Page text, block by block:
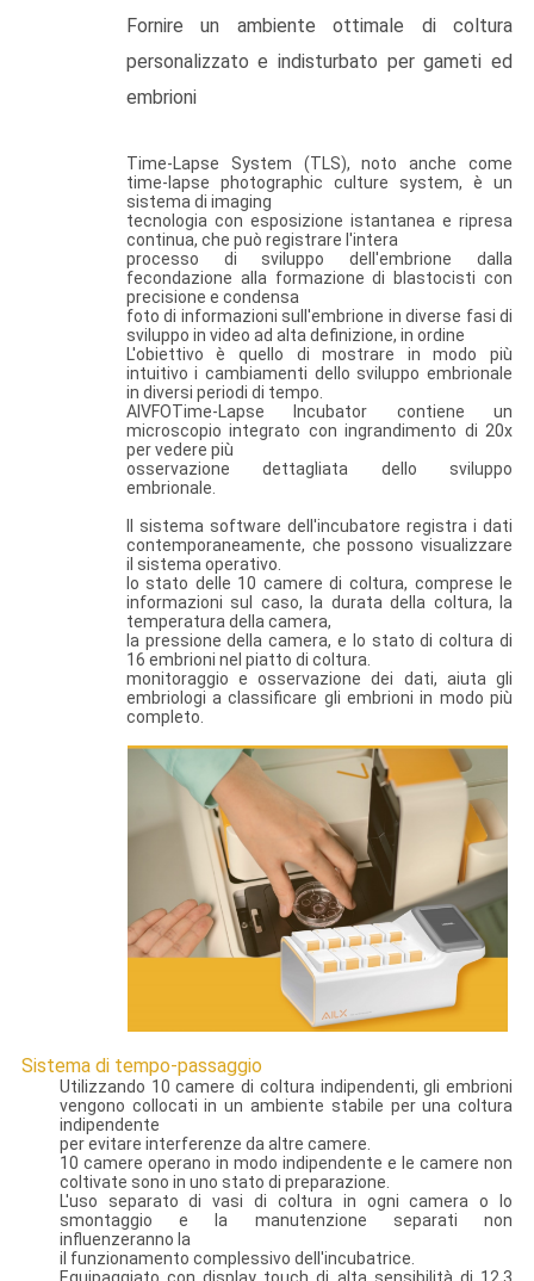
PRIVACYFornire un ambiente ottimale di coltura
personalizzato e indisturbato per gameti ed
embrioni
Time-Lapse System (TLS), noto anche come
time-lapse photographic culture system, è un
sistema di imaging
tecnologia con esposizione istantanea e ripresa
continua, che può registrare l'intera
processo di sviluppo dell'embrione dalla
fecondazione alla formazione di blastocisti con
precisione e condensa
foto di informazioni sull'embrione in diverse fasi di
sviluppo in video ad alta definizione, in ordine
L'obiettivo è quello di mostrare in modo più
intuitivo i cambiamenti dello sviluppo embrionale
in diversi periodi di tempo.
AlVFOTime-Lapse Incubator contiene un
microscopio integrato con ingrandimento di 20x
per vedere più
osservazione dettagliata dello sviluppo
embrionale.
Il sistema software dell'incubatore registra i dati
contemporaneamente, che possono visualizzare
il sistema operativo.
lo stato delle 10 camere di coltura, comprese le
informazioni sul caso, la durata della coltura, la
temperatura della camera,
la pressione della camera, e lo stato di coltura di
16 embrioni nel piatto di coltura.
monitoraggio e osservazione dei dati, aiuta gli
embriologi a classificare gli embrioni in modo più
completo.
Sistema di tempo-passaggio
Utilizzando 10 camere di coltura indipendenti, gli embrioni
vengono collocati in un ambiente stabile per una coltura
indipendente
per evitare interferenze da altre camere.
10 camere operano in modo indipendente e le camere non
coltivate sono in uno stato di preparazione.
L'uso separato di vasi di coltura in ogni camera o lo
smontaggio e la manutenzione separati non
influenzeranno la
il funzionamento complessivo dell'incubatrice.